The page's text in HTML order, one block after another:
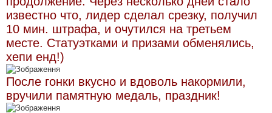
известно что, лидер сделал срезку, получил
10 мин. штрафа, и очутился на третьем
месте. Статуэтками и призами обменялись,
хепи енд!)
После гонки вкусно и вдоволь накормили,
вручили памятную медаль, праздник!